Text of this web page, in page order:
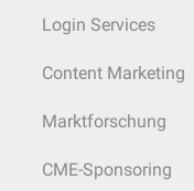
Login Services
Content Marketing
Marktforschung
CME-Sponsoring